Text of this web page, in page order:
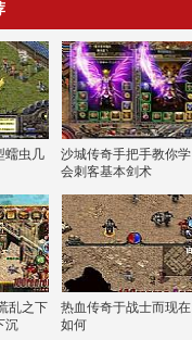
蠕虫几
沙城传奇手把手教你学
会刺客基本剑术
乱之下
沉
热血传奇于战士而现在
如何